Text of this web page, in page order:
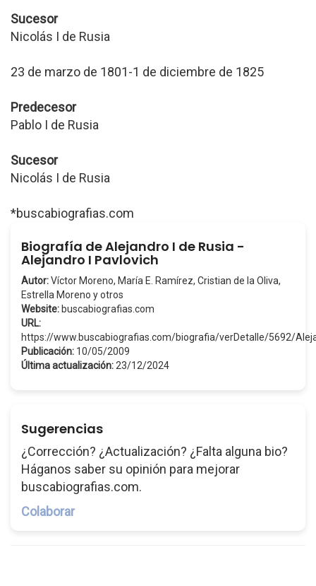
Sucesor
Nicolás I de Rusia
23 de marzo de 1801-1 de diciembre de 1825
Predecesor
Pablo I de Rusia
Sucesor
Nicolás I de Rusia
*buscabiografias.com
Biografía de Alejandro I de Rusia -
Alejandro I Pavlovich
Autor:Víctor Moreno, María E. Ramírez, Cristian de la Oliva,
Estrella Moreno y otros
Website: buscabiografias.com
URL:
https://www.buscabiografias.com/biografia/verDetalle/5692/
Publicación: 10/05/2009
Última actualización: 23/12/2024
Sugerencias
¿Corrección? ¿Actualización? ¿Falta alguna bio?
Háganos saber su opinión para mejorar
buscabiografias.com.
Colaborar